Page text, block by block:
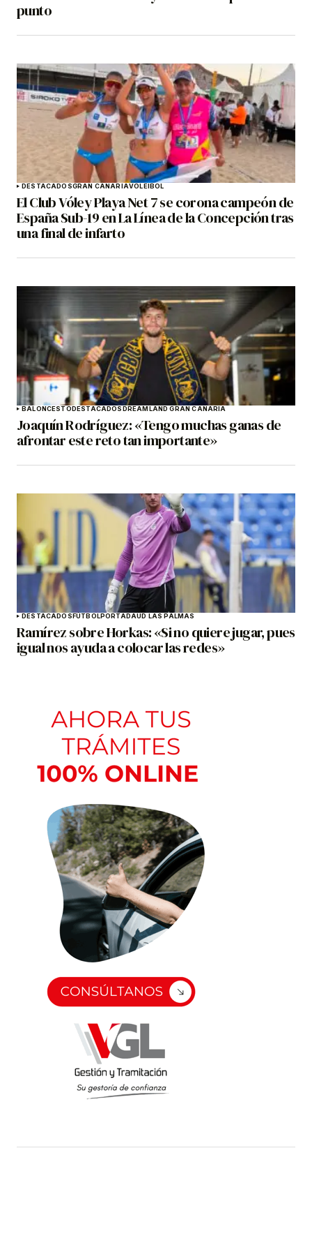
punto
DESTACADOSGRAN CANARIAVOLEIBOL
El Club Vóley Playa Net 7 se corona campeón de
España Sub-19 en La Línea de la Concepción tras
una final de infarto
BALONCESTODESTACADOSDREAMLAND GRAN CANARIA
Joaquín Rodríguez: «Tengo muchas ganas de
afrontar este reto tan importante»
DESTACADOSFÚTBOLPORTADAUD LAS PALMAS
Ramírez sobre Horkas: «Si no quiere jugar, pues
igual nos ayuda a colocar las redes»